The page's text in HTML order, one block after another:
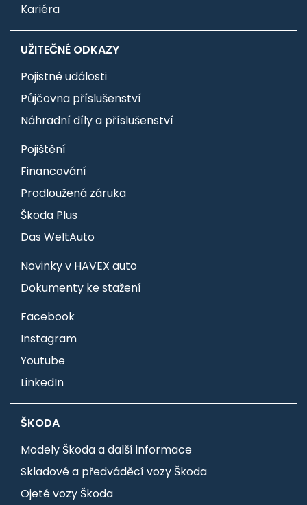
Kariéra
UŽITEČNÉ ODKAZY
Pojistné události
Půjčovna příslušenství
Náhradní díly a příslušenství
Pojištění
Financování
Prodloužená záruka
Škoda Plus
Das WeltAuto
Novinky v HAVEX auto
Dokumenty ke stažení
Facebook
Instagram
Youtube
LinkedIn
ŠKODA
Modely Škoda a další informace
Skladové a předváděcí vozy Škoda
Ojeté vozy Škoda